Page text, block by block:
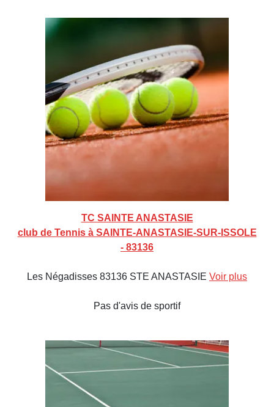
TC SAINTE ANASTASIE
club de Tennis à SAINTE-ANASTASIE-SUR-ISSOLE
- 83136
Les Négadisses 83136 STE ANASTASIE Voir plus
Pas d'avis de sportif